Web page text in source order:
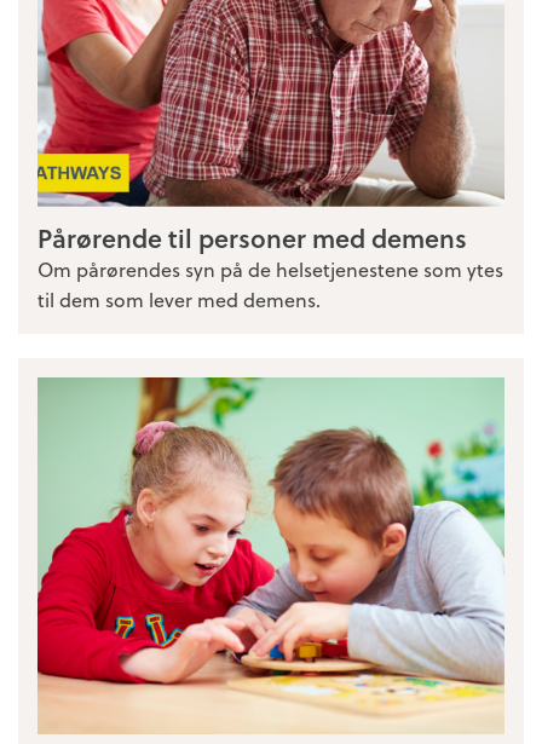
Pårørende til personer med demens
Om pårørendes syn på de helsetjenestene som ytes
til dem som lever med demens.